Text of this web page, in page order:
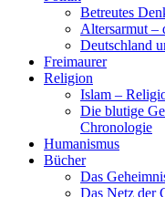
Betreutes
Altersarmut –
Deutschland
Freimaurer
Religion
Islam –
Die blutige
Chronologie
Humanismus
Bücher
Das
Das Netz der